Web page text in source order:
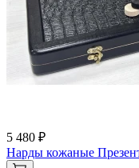
5 480 ₽
Нарды кожаные